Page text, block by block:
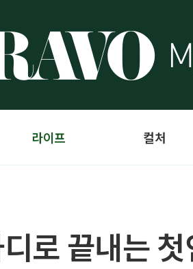
라이프 컬처
로 끝내는